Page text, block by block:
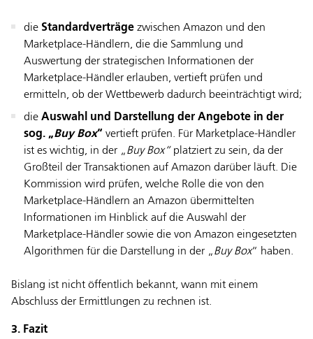
die Standardverträge zwischen Amazon und den
Marketplace-Händlern, die die Sammlung und
Auswertung der strategischen Informationen der
Marketplace-Händler erlauben, vertieft prüfen und
ermitteln, ob der Wettbewerb dadurch beeinträchtigt wird;
die Auswahl und Darstellung der Angebote in der
sog. „Buy Box“ vertieft prüfen. Für Marketplace-Händler
ist es wichtig, in der „Buy Box“ platziert zu sein, da der
Großteil der Transaktionen auf Amazon darüber läuft. Die
Kommission wird prüfen, welche Rolle die von den
Marketplace-Händlern an Amazon übermittelten
Informationen im Hinblick auf die Auswahl der
Marketplace-Händler sowie die von Amazon eingesetzten
Algorithmen für die Darstellung in der „Buy Box“ haben.
Bislang ist nicht öffentlich bekannt, wann mit einem
Abschluss der Ermittlungen zu rechnen ist.
3. Fazit